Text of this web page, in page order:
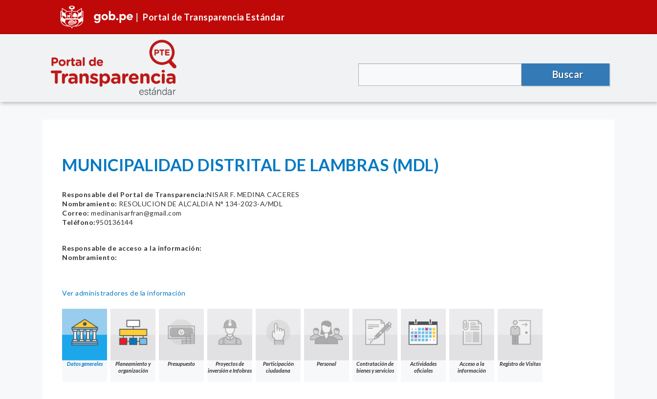
Portal de Transparencia Estándar
Buscar
MUNICIPALIDAD DISTRITAL DE LAMBRAS (MDL)
Responsable del Portal de Transparencia:NISAR F. MEDINA CACERES
Nombramiento: RESOLUCION DE ALCALDIA N° 134-2023-A/MDL
Correo: medinanisarfran@gmail.com
Teléfono:950136144
Responsable de acceso a la información:
Nombramiento:
Ver administradores de la información
Datos generales
Planeamiento y
organización
Presupuesto
Proyectos de
inversión e Infobras
Participación
ciudadana
Personal
Contratación de
bienes y servicios
Actividades
oficiales
Acceso a la
información
Registro de Visitas